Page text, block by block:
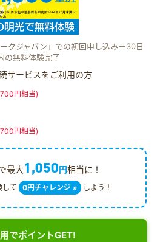
クジャパン」での初回申し込み＋30日
の無料体験完了
サービスをご利用の方
円相当)
円相当)
最大1,050円相当に！
して 0円チャレンジ » しよう！
でポイントGET!